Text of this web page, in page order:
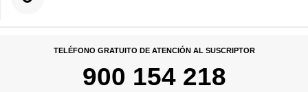
TELÉFONO GRATUITO DE ATENCIÓN AL SUSCRIPTOR
900 154 218